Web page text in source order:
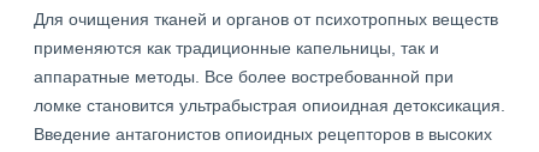
Для очищения тканей и органов от психотропных веществ
применяются как традиционные капельницы, так и
аппаратные методы. Все более востребованной при
ломке становится ультрабыстрая опиоидная детоксикация.
Введение антагонистов опиоидных рецепторов в высоких